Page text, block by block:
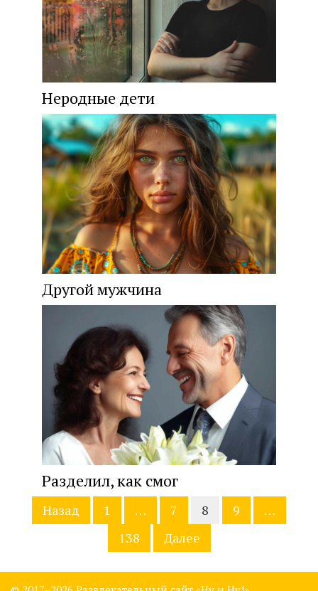
Неродные дети
Другой мyжчина
Разделил, как смог
НавигацияНазад 1 … 7 8 9
…
138
Далее